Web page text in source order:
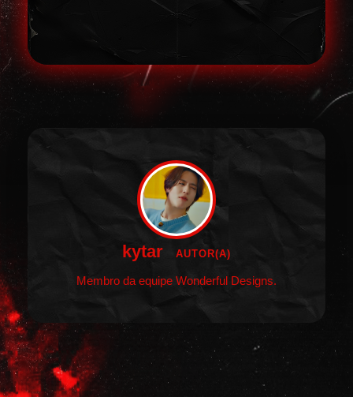
kytar AUTOR(A)
Membro da equipe Wonderful Designs.